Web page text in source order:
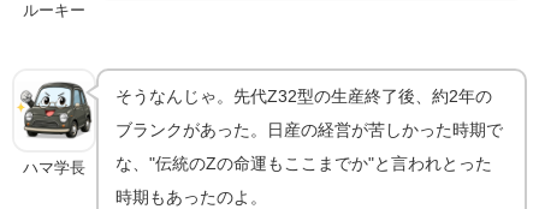
ルーキー
ハマ学長
そうなんじゃ。先代Z32型の生産終了後、約2年の
ブランクがあった。日産の経営が苦しかった時期で
な、"伝統のZの命運もここまでか"と言われとった
時期もあったのよ。